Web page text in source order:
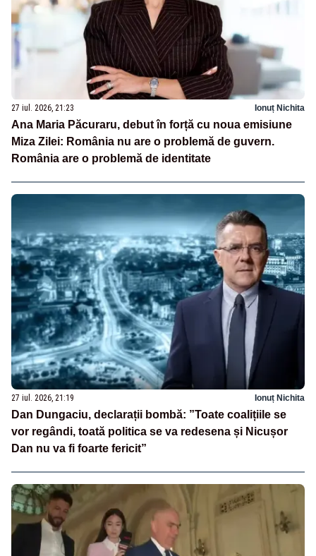
27 iul. 2026, 21:23 Ionuț Nichita
Ana Maria Păcuraru, debut în forță cu noua emisiune
Miza Zilei: România nu are o problemă de guvern.
România are o problemă de identitate
27 iul. 2026, 21:19 Ionuț Nichita
Dan Dungaciu, declarații bombă: ”Toate coalițiile se
vor regândi, toată politica se va redesena și Nicușor
Dan nu va fi foarte fericit”